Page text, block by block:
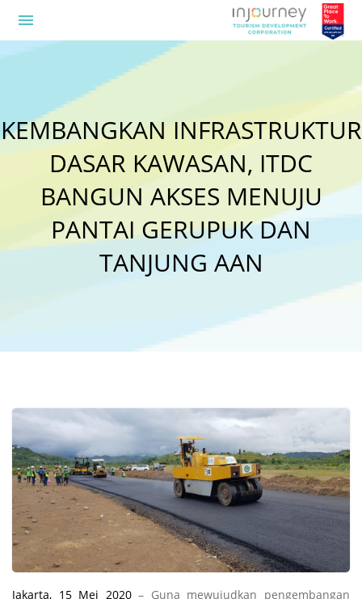
menu
KEMBANGKAN INFRASTRUKTUR
DASAR KAWASAN, ITDC
BANGUN AKSES MENUJU
PANTAI GERUPUK DAN
TANJUNG AAN
Jakarta, 15 Mei 2020 – Guna mewujudkan pengembangan